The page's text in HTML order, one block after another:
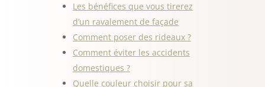
Les bénéfices que vous tirerez
d’un ravalement de façade
Comment poser des rideaux ?
Comment éviter les accidents
domestiques ?
Quelle couleur choisir pour sa